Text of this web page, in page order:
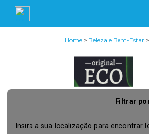
Home > Beleza e Bem-Estar >